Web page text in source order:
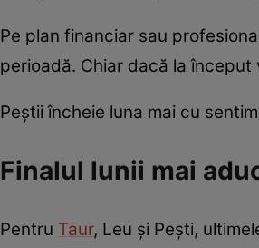
Pe plan financiar sau
perioadă. Chiar dacă la
Peștii încheie luna mai cu
Finalul lunii mai
Pentru Taur, Leu și Pești,